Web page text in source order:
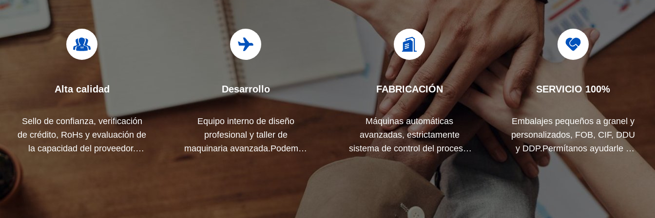
Alta calidad
Sello de confianza, verificación
de crédito, RoHs y evaluación de
la capacidad del proveedor.
Desarrollo
Equipo interno de diseño
profesional y taller de
maquinaria avanzada.Podemos
cooperar para desarrollar los
FABRICACIÓN
Máquinas automáticas
avanzadas, estrictamente
sistema de control del proceso.
Podemos fabricar todos los
terminales eléctricos más allá de
SERVICIO 100%
Embalajes pequeños a granel y
personalizados, FOB, CIF, DDU
y DDP.Permítanos ayudarle a
encontrar la mejor solución para
todas sus inquietudes.